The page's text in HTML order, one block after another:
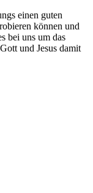
einen guten
können und
bei uns um das
und Jesus damit